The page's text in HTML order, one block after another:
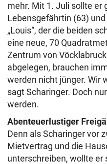
mehr. Mit 1. Juli sollte er
Lebensgefährtin (63)
„Louis“, der die beiden
eine neue, 70
Zentrum von
abgelegen, brauchen
werden nicht jünger. Wir
sagt Scharinger. Doch
werden.
Abenteuerlustiger
Denn als Scharinger vor
Mietvertrag und die
unterschreiben, wollte er